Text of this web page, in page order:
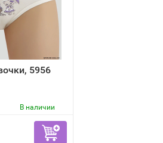
5956
В наличии